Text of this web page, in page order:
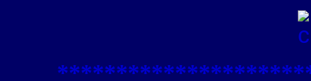
****************